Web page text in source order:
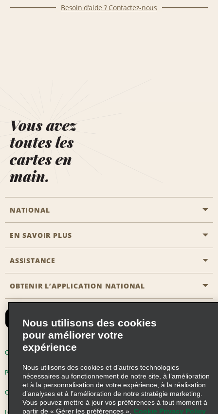
Besoin d’aide ? Contactez-nous
Vous avez
toutes les
cartes en
main.
NATIONAL
Passer une réservation
Solutions pour les professionnels
EN SAVOIR PLUS
Carrière
ASSISTANCE
Accessibilité
Nous contacter
Recevoir des offres par email
OBTENIR L’APPLICATION NATIONAL
Conditions d’utilisation
Politique d’utilisation des cookies
Choix de confidentialité
Information précontractuelle
Nous utilisons des cookies
pour améliorer votre
expérience
Nous utilisons des cookies et d’autres technologies
nécessaires au fonctionnement de notre site, à l’amélioration
et à la personnalisation de votre expérience, à la réalisation
d’analyses et à l’amélioration de notre stratégie marketing.
Vous pouvez mettre à jour vos préférences à tout moment à
partir de « Gérer les préférences ».
Cookie Privacy Policy